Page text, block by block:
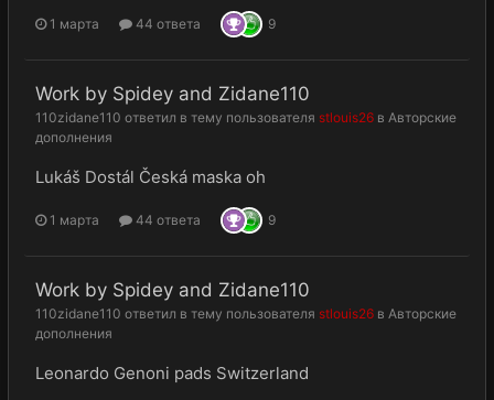
1 марта 44 ответа 9
Work by Spidey and Zidane110
110zidane110 ответил в тему пользователя stlouis26 в Авторские
дополнения
Lukáš Dostál Česká maska oh
1 марта 44 ответа 9
Work by Spidey and Zidane110
110zidane110 ответил в тему пользователя stlouis26 в Авторские
дополнения
Leonardo Genoni pads Switzerland